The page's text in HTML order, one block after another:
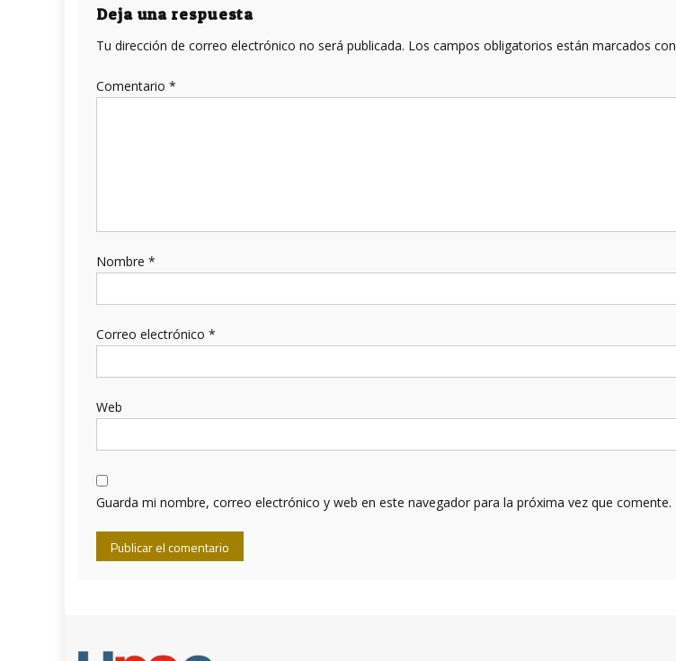
entradas
Deja una respuesta
Tu dirección de correo electrónico no será publicada. Los campos obligatorios están marcados con
Comentario *
Nombre *
Correo electrónico *
Web
Guarda mi nombre, correo electrónico y web en este navegador para la próxima vez que comente.